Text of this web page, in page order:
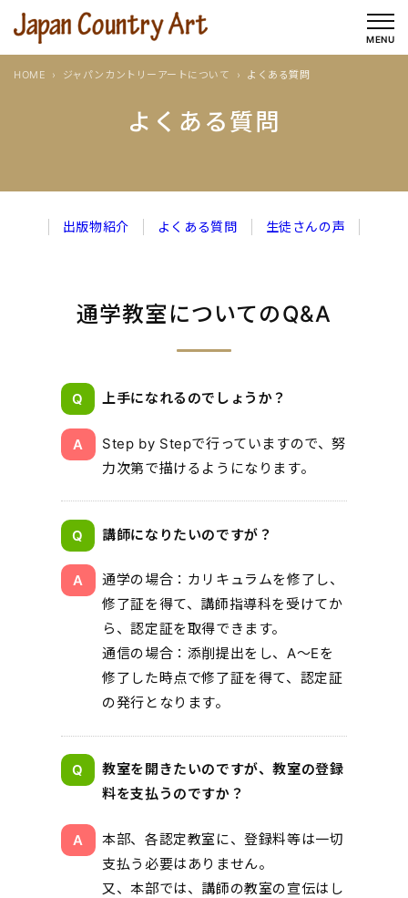
を
MENU
よくある質問
HOME ジャパンカントリーアートについて よくある質問
出版物紹介 よくある質問 生徒さんの声
通学教室についてのQ&A
上手になれるのでしょうか？
Step by Stepで行っていますので、努
力次第で描けるようになります。
講師になりたいのですが？
通学の場合：カリキュラムを修了し、
修了証を得て、講師指導科を受けてか
ら、認定証を取得できます。
通信の場合：添削提出をし、A～Eを
修了した時点で修了証を得て、認定証
の発行となります。
教室を開きたいのですが、教室の登録
料を支払うのですか？
本部、各認定教室に、登録料等は一切
支払う必要はありません。
又、本部では、講師の教室の宣伝はし